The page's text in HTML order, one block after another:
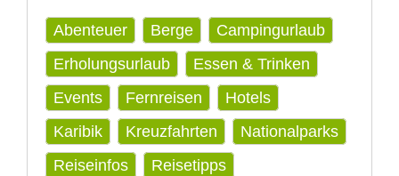
Abenteuer Berge
Campingurlaub
Erholungsurlaub
Essen & Trinken
Events
Fernreisen
Hotels
Karibik
Kreuzfahrten
Nationalparks
Reiseinfos
Reisetipps